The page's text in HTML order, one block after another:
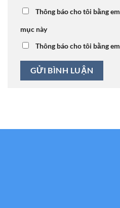
Thông báo cho tôi bằng
mục này
Thông báo cho tôi bằng